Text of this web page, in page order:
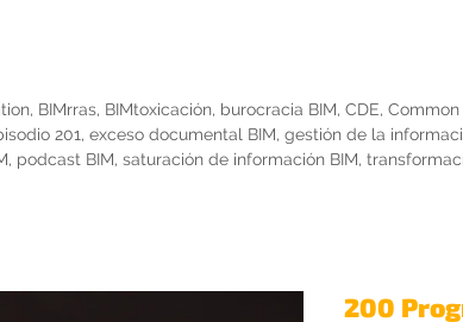
, BIMrras, BIMtoxicación, burocracia BIM, CDE,
201, exceso documental BIM, gestión de la
, podcast BIM, saturación de información BIM,
200